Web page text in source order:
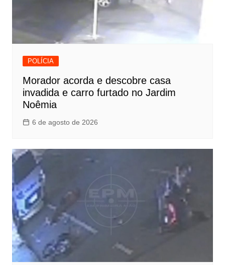
POLÍCIA
Morador acorda e descobre casa
invadida e carro furtado no Jardim
Noêmia
6 de agosto de 2026